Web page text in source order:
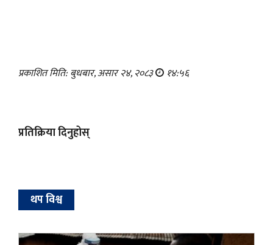
प्रकाशित मिति: बुधबार, असार २४, २०८३ १४:५६
प्रतिक्रिया दिनुहोस्
थप विश्व